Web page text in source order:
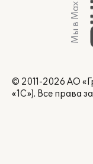
Мы в Max
© 2011-2026 АО
«1С»). Все права